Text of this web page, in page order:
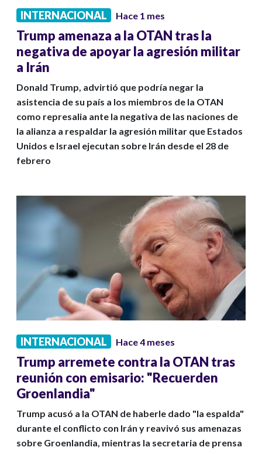
INTERNACIONAL Hace 1 mes
Trump amenaza a la OTAN tras la
negativa de apoyar la agresión militar
a Irán
Donald Trump, advirtió que podría negar la
asistencia de su país a los miembros de la OTAN
como represalia ante la negativa de las naciones de
la alianza a respaldar la agresión militar que Estados
Unidos e Israel ejecutan sobre Irán desde el 28 de
febrero
INTERNACIONAL Hace 4 meses
Trump arremete contra la OTAN tras
reunión con emisario: "Recuerden
Groenlandia"
Trump acusó a la OTAN de haberle dado "la espalda"
durante el conflicto con Irán y reavivó sus amenazas
sobre Groenlandia, mientras la secretaria de prensa